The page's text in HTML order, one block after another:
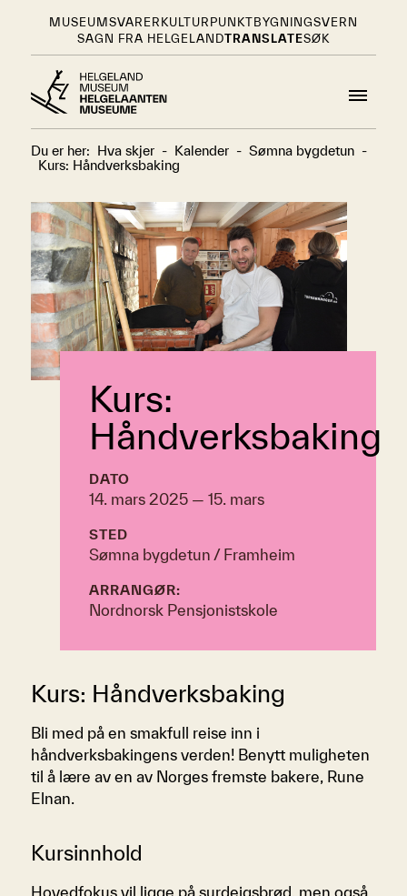
MUSEUMSVARER KULTURPUNKT BYGNINGSVERN
SAGN FRA HELGELANDTRANSLATESØK
Du er her: Hva skjer - Kalender - Sømna bygdetun -
Kurs: Håndverksbaking
Kurs:
Håndverksbaking
DATO
14. mars 2025 — 15. mars
STED
Sømna bygdetun / Framheim
ARRANGØR:
Nordnorsk Pensjonistskole
Kurs: Håndverksbaking
​Bli med på en smakfull reise inn i
håndverksbakingens verden! Benytt muligheten
til å lære av en av Norges fremste bakere, Rune
Elnan.
​Kursinnhold
Hovedfokus vil ligge på surdeigsbrød, men også